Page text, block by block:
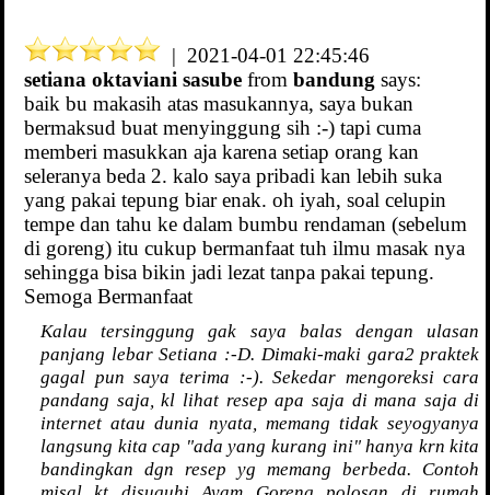
| 2021-04-01 22:45:46
setiana oktaviani sasube from bandung says:
baik bu makasih atas masukannya, saya bukan
bermaksud buat menyinggung sih :-) tapi cuma
memberi masukkan aja karena setiap orang kan
seleranya beda 2. kalo saya pribadi kan lebih suka
yang pakai tepung biar enak. oh iyah, soal celupin
tempe dan tahu ke dalam bumbu rendaman (sebelum
di goreng) itu cukup bermanfaat tuh ilmu masak nya
sehingga bisa bikin jadi lezat tanpa pakai tepung.
Semoga Bermanfaat
Kalau tersinggung gak saya balas dengan ulasan
panjang lebar Setiana :-D. Dimaki-maki gara2 praktek
gagal pun saya terima :-). Sekedar mengoreksi cara
pandang saja, kl lihat resep apa saja di mana saja di
internet atau dunia nyata, memang tidak seyogyanya
langsung kita cap "ada yang kurang ini" hanya krn kita
bandingkan dgn resep yg memang berbeda. Contoh